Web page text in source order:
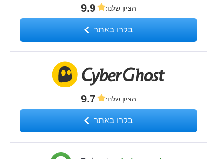
הציון שלנו:
9.9
בקרו באתר
הציון שלנו:
9.7
בקרו באתר